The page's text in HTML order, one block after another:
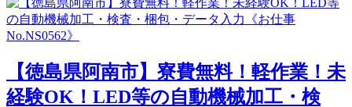
【徳島県阿南市】寮費無料！軽作業！未
経験OK！LED等の自動機械加工・検